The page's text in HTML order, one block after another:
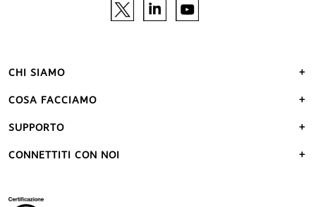
CHI SIAMO
COSA FACCIAMO
SUPPORTO
CONNETTITI CON NOI